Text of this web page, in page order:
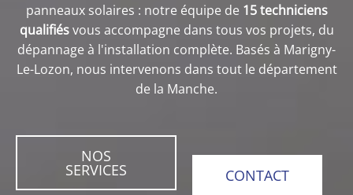
panneaux solaires : notre équipe de 15 techniciens
qualifiésvous accompagne dans tous vos projets, du
dépannage à l'installation complète. Basés à Marigny-
Le-Lozon, nous intervenons dans tout le département
de la Manche.
NOS
SERVICES CONTACT